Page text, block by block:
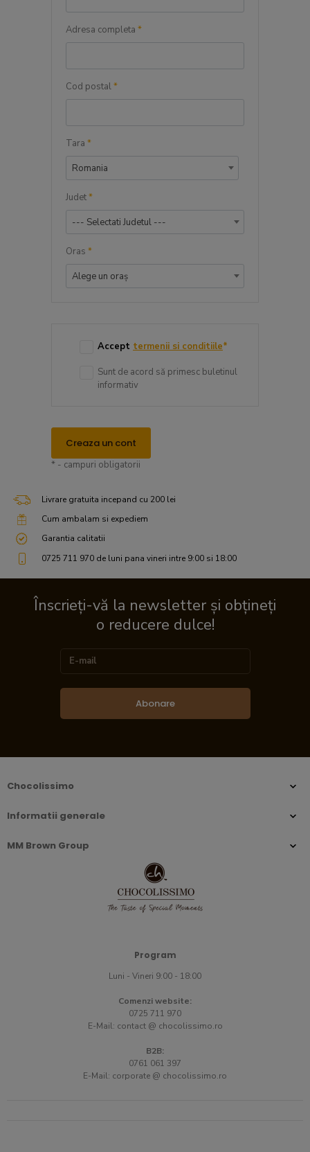
Adresa completa *
Cod postal*
Tara *
Romania
Judet*
--- Selectati Judetul ---
Oras *
Alege un oraș
Accept termenii si conditiile*
Sunt de acord să primesc buletinul
informativ
Creaza un cont
* - campuri obligatorii
Livrare gratuita incepand cu 200 lei
Cum ambalam si expediem
Garantia calitatii
0725 711 970 de luni pana vineri intre 9:00 si 18:00
Înscrieți-vă la newsletter și obțineți
o reducere dulce!
Abonare
Chocolissimo
Informatii generale
MM Brown Group
Program
Luni - Vineri 9:00 - 18:00
Comenzi website:
0725 711 970
E-Mail: contact @ chocolissimo.ro
B2B:
0761 061 397
E-Mail: corporate @ chocolissimo.ro